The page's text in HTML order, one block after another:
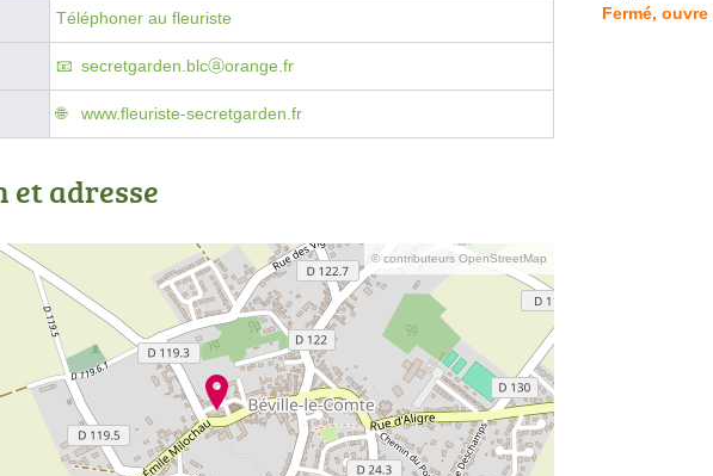
Téléphoner au fleuriste
secretgarden.blcⓐorange.fr
www.fleuriste-secretgarden.fr
et adresse
© contributeurs OpenStreetMap
Fermé, ouvre